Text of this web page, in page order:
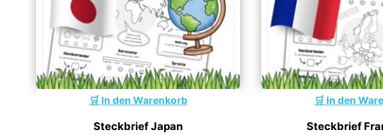
In den Warenkorb
Steckbrief Japan
In den
Steckbrief